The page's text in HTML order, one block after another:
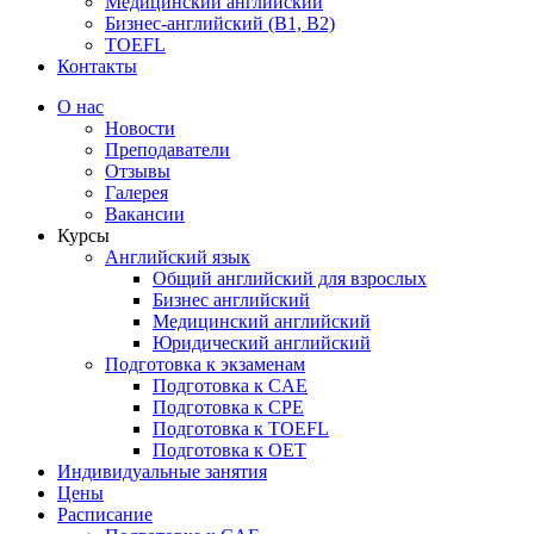
Бизнес-английский (B1, B2)
TOEFL
Контакты
О нас
Новости
Преподаватели
Отзывы
Галерея
Вакансии
Курсы
Английский язык
Общий английский для взрослых
Бизнес английский
Медицинский английский
Юридический английский
Подготовка к экзаменам
Подготовка к CAE
Подготовка к CPE
Подготовка к TOEFL
Подготовка к OET
Индивидуальные занятия
Цены
Расписание